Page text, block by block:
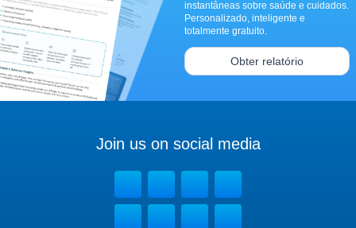
instantâneas sobre saúde e cuidados.
Personalizado, inteligente e
totalmente gratuito.
Obter relatório
Join us on social media